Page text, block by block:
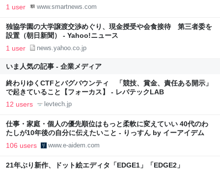
1 user www.smartnews.com
独協学園の大学譲渡交渉めぐり、現金授受や会食接待 第三者委を
設置（朝日新聞） - Yahoo!ニュース
1 user news.yahoo.co.jp
いま人気の記事 - 企業メディア
終わりゆくCTFとバグバウンティ 「競技、賞金、責任ある開示」
で起きていること【フォーカス】 - レバテックLAB
12 users levtech.jp
仕事・家庭・個人の優先順位はもっと柔軟に変えていい 40代のわ
たしが10年後の自分に伝えたいこと - りっすん by イーアイデム
106 users www.e-aidem.com
21年ぶり新作、ドット絵エディタ「EDGE1」「EDGE2」